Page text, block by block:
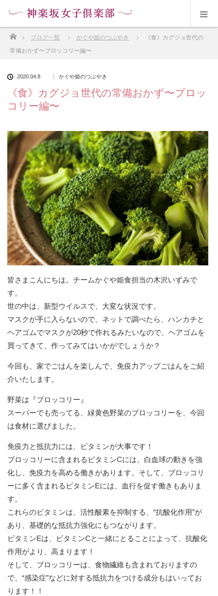
ブログ一覧 かぐや姫のつぶやき
《食》カグジョ世代の
常備おかず〜ブロッコリー編〜
2020.04.8 かぐや姫のつぶやき
《食》カグジョ世代の常備おかず〜ブロッ
コリー編〜
皆さまこんにちは。チームかぐや姫食担当の木沢いずみで
す。
世の中は、新型ウイルスで、大変な状況です。
マスクが手に入らないので、ネットで調べたら、ハンカチと
ヘアゴムでマスクが20秒で作れるみたいなので、ヘアゴムを
買ってきて、作ってみてはいかがでしょうか？
今回も、家でごはんを楽しんで、免疫力アップごはんをご紹
介いたします。
野菜は『ブロッコリー』
スーパーでも売ってる、緑黄色野菜のブロッコリーを、今回
は食材に選びました。
免疫力と抵抗力には、ビタミンが大事です！
ブロッコリーに含まれるビタミンCには、白血球の動きを強
化し、免疫力を高める働きがあります。そして、ブロッコリ
ーに多く含まれるビタミンEには、血行を促す働きもありま
す。
これらのビタミンは、活性酸素を抑制する、“抗酸化作用”が
あり、基礎的な抵抗力強化にもつながります。
ビタミンEは、ビタミンCと一緒にとることによって、抗酸化
作用がより、高まります！
そして、ブロッコリーは、食物繊維も含まれておりますの
で、“感染症”などに対する抵抗力をつける成分もはいってお
ります！！